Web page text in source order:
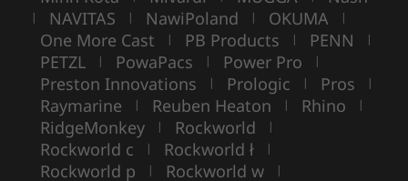
| NAVITAS | NawiPoland | OKUMA |
One More Cast | PB Products | PENN |
PETZL | PowaPacs | Power Pro |
Preston Innovations | Prologic | Pros |
Raymarine | Reuben Heaton | Rhino |
RidgeMonkey | Rockworld |
Rockworld c | Rockworld ł |
Rockworld p | Rockworld w |